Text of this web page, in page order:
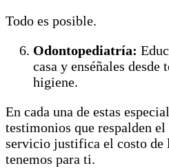
Todo es posible.
Odontopediatría:
casa y enséñales desde
higiene.
En cada una de estas
testimonios que respalden
servicio justifica el costo de
tenemos para ti.